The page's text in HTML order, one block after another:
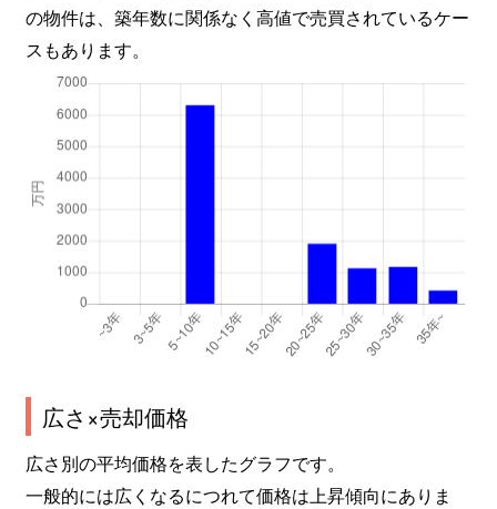
の物件は、築年数に関係なく高値で売買されているケー
スもあります。
広さ×売却価格
広さ別の平均価格を表したグラフです。
一般的には広くなるにつれて価格は上昇傾向にありま